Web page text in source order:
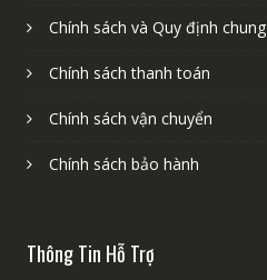
Chính sách và Quy định chung
Chính sách thanh toán
Chính sách vận chuyển
Chính sách bảo hành
Thông Tin Hỗ Trợ